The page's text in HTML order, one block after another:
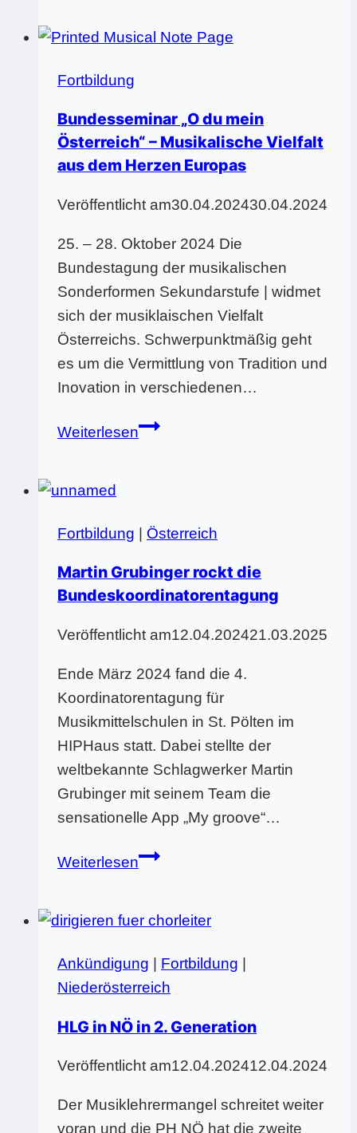
der
Fortbildung
Bundesseminar „O du mein
Österreich“ – Musikalische Vielfalt
aus dem Herzen Europas
Veröffentlicht am30.04.202430.04.2024
25. – 28. Oktober 2024 Die
Bundestagung der musikalischen
Sonderformen Sekundarstufe | widmet
sich der musiklaischen Vielfalt
Österreichs. Schwerpunktmäßig geht
es um die Vermittlung von Tradition und
Inovation in verschiedenen…
WeiterlesenBundesseminar
–
Musikalische
Vielfalt
dem
Herzen
Fortbildung Österreich
Martin Grubinger rockt die
Bundeskoordinatorentagung
Veröffentlicht am12.04.202421.03.2025
Ende März 2024 fand die 4.
Koordinatorentagung für
Musikmittelschulen in St. Pölten im
HIPHaus statt. Dabei stellte der
weltbekannte Schlagwerker Martin
Grubinger mit seinem Team die
sensationelle App „My groove“…
WeiterlesenMartin
die
Ankündigung Fortbildung
Niederösterreich
HLG in NÖ in 2. Generation
Veröffentlicht am12.04.202412.04.2024
Der Musiklehrermangel schreitet weiter
voran und die PH NÖ hat die zweite